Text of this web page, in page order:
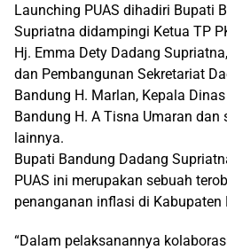
Launching PUAS dihadiri Bupati
Supriatna didampingi Ketua TP
Hj. Emma Dety Dadang
dan Pembangunan Sekretariat
Bandung H. Marlan, Kepala
Bandung H. A Tisna Umaran
lainnya.
Bupati Bandung Dadang
PUAS ini merupakan sebuah
penanganan inflasi di Kabupaten
“Dalam pelaksanannya